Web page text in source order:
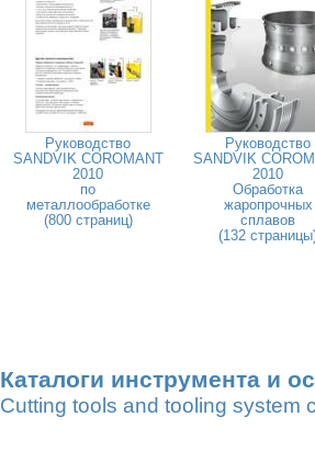
Руководство
SANDVIK COROMANT
2010
по
металлообработке
(800 страниц)
Руководство
SANDVIK
2010
Обработка
жаропрочных
сплавов
(132
Каталоги инструмента и
Cutting tools and tooling system